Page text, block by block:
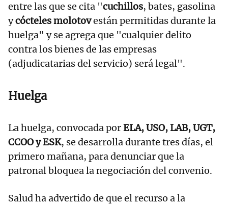
entre las que se cita "cuchillos, bates, gasolina
ycócteles molotovestán permitidas durante la
huelga" y se agrega que "cualquier delito
contra los bienes de las empresas
(adjudicatarias del servicio) será legal".
Huelga
La huelga, convocada porELA, USO, LAB, UGT,
CCOO y ESK, se desarrolla durante tres días, el
primero mañana, para denunciar que la
patronal bloquea la negociación del convenio.
Salud ha advertido de que el recurso a la